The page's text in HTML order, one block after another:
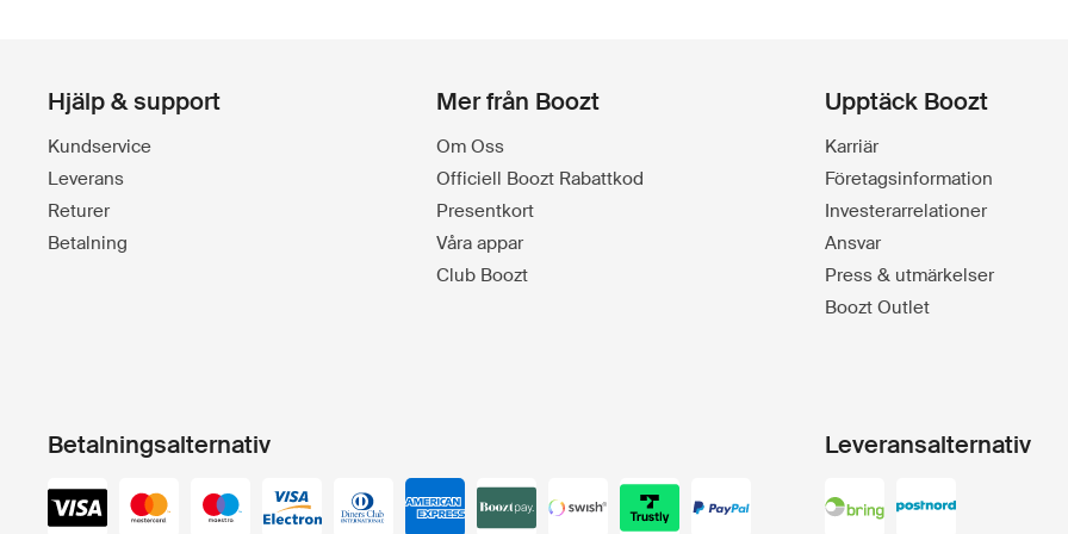
Hjälp & support
Kundservice
Leverans
Returer
Betalning
Mer från Boozt
Om Oss
Officiell Boozt Rabattkod
Presentkort
Våra appar
Club Boozt
Upptäck Boozt
Karriär
Företagsinformation
Investerarrelationer
Ansvar
Press & utmärkelser
Boozt Outlet
Betalningsalternativ Leveransalternativ